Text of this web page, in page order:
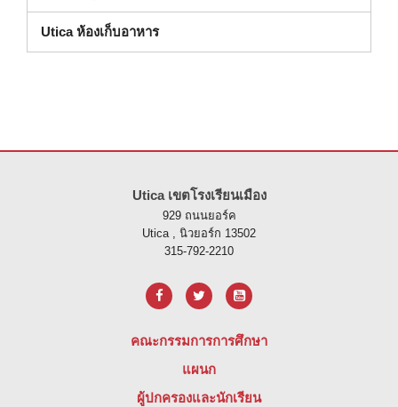
Utica ห้องเก็บอาหาร
Utica เขตโรงเรียนเมือง
929 ถนนยอร์ค
Utica , นิวยอร์ก 13502
315-792-2210
คณะกรรมการการศึกษา
แผนก
ผู้ปกครองและนักเรียน